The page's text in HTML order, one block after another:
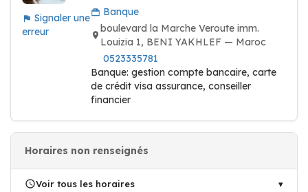
Signaler une
erreur
Banque
boulevard la Marche Veroute imm.
Louizia 1, BENI YAKHLEF — Maroc
0523335781
Banque: gestion compte bancaire, carte
de crédit visa assurance, conseiller
financier
Horaires non renseignés
Voir tous les horaires